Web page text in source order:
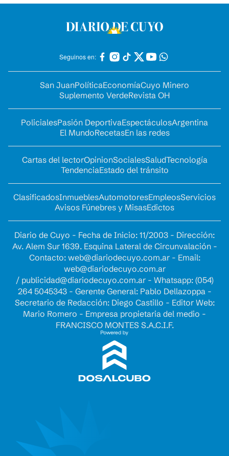
Seguinos en:
San JuanPolíticaEconomíaCuyo Minero
Suplemento VerdeRevista OH
PolicialesPasión DeportivaEspectáculosArgentina
El MundoRecetasEn las redes
Cartas del lectorOpinionSocialesSaludTecnología
TendenciaEstado del tránsito
ClasificadosInmueblesAutomotoresEmpleosServicios
Avisos Fúnebres y MisasEdictos
Diario de Cuyo - Fecha de Inicio: 11/2003 - Dirección:
Av. Alem Sur 1639. Esquina Lateral de Circunvalación -
Contacto: web@diariodecuyo.com.ar- Email:
web@diariodecuyo.com.ar
/ publicidad@diariodecuyo.com.ar- Whatsapp: (054)
264 5045343 - Gerente General: Pablo Dellazoppa -
Secretario de Redacción: Diego Castillo - Editor Web:
Mario Romero - Empresa propietaria del medio -
FRANCISCO MONTES S.A.C.I.F.